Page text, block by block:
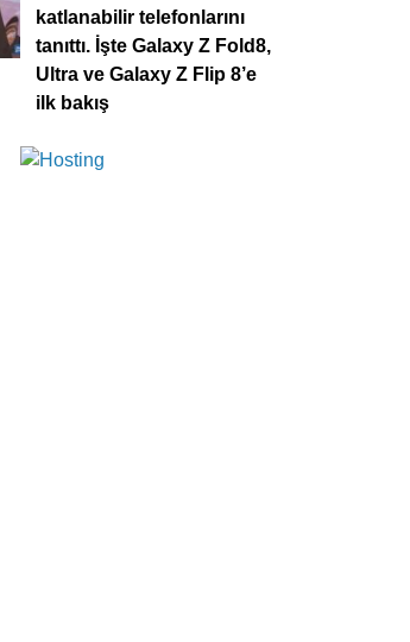
katlanabilir telefonlarını
tanıttı. İşte Galaxy Z Fold8,
Ultra ve Galaxy Z Flip 8’e
ilk bakış